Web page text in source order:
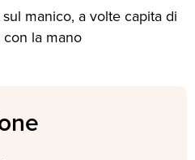
manico, a volte capita di
la mano